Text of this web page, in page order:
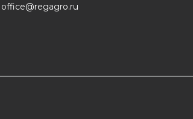
office@regagro.ru